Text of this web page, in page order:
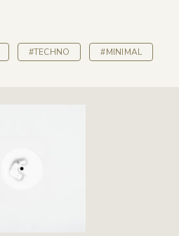
#TECHNO #MINIMAL